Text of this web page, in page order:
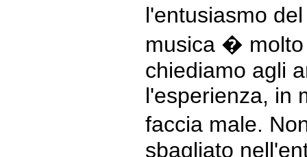
l'entusiasmo
musica �
chiediamo agli
l'esperienza, in
faccia male.
sbagliato